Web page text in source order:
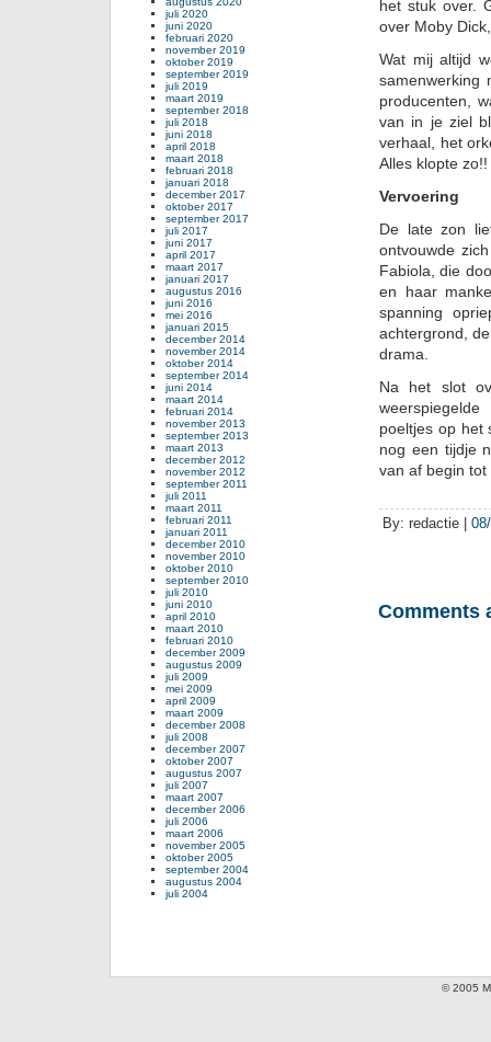
het stuk over.
over Moby
Wat mij altijd
samenwerking
producenten,
van in je ziel
verhaal, het
Alles klopte zo!!
Vervoering
De late zon
ontvouwde
Fabiola, die
en haar
spanning
achtergrond,
drama.
Na het slot
poeltjes op het
nog een tijdje
van af begin tot
By: redactie |
Comments
juli 2020
juni 2020
februari 2020
november 2019
oktober 2019
september 2019
juli 2019
maart 2019
september 2018
juli 2018
juni 2018
april 2018
maart 2018
februari 2018
januari 2018
december 2017
oktober 2017
september 2017
juli 2017
juni 2017
april 2017
maart 2017
januari 2017
augustus 2016
juni 2016
mei 2016
januari 2015
december 2014
november 2014
oktober 2014
september 2014
juni 2014
maart 2014
februari 2014
november 2013
september 2013
maart 2013
december 2012
november 2012
september 2011
juli 2011
maart 2011
februari 2011
januari 2011
december 2010
november 2010
oktober 2010
september 2010
juli 2010
juni 2010
april 2010
maart 2010
februari 2010
december 2009
augustus 2009
juli 2009
mei 2009
april 2009
maart 2009
december 2008
juli 2008
december 2007
oktober 2007
augustus 2007
juli 2007
maart 2007
december 2006
juli 2006
maart 2006
november 2005
oktober 2005
september 2004
augustus 2004
juli 2004
© 2005